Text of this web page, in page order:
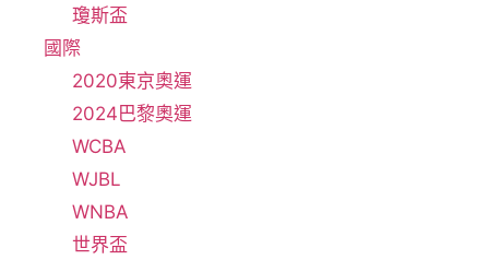
瓊斯盃
國際
2020東京奧運
2024巴黎奧運
WCBA
WJBL
WNBA
世界盃